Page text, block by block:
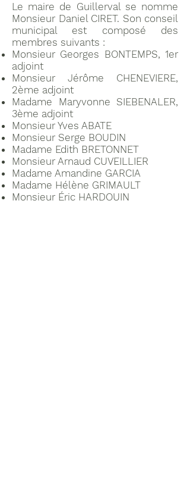
Le maire de Guillerval se nomme
Monsieur Daniel CIRET. Son conseil
municipal est composé des
membres suivants :
Monsieur Georges BONTEMPS, 1er
adjoint
Monsieur Jérôme CHENEVIERE,
2ème adjoint
Madame Maryvonne SIEBENALER,
3ème adjoint
Monsieur Yves ABATE
Monsieur Serge BOUDIN
Madame Edith BRETONNET
Monsieur Arnaud CUVEILLIER
Madame Amandine GARCIA
Madame Hélène GRIMAULT
Monsieur Éric HARDOUIN